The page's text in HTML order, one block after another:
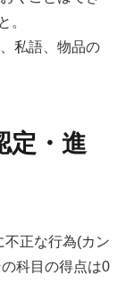
。
私語、物品の
定・進
正な行為(カン
科目の得点は0